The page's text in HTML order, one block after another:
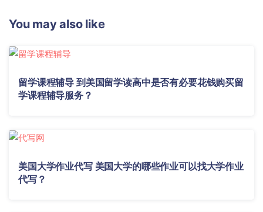
You may also like
留学课程辅导 到美国留学读高中是否有必要花钱购买留
学课程辅导服务？
美国大学作业代写 美国大学的哪些作业可以找大学作业
代写？